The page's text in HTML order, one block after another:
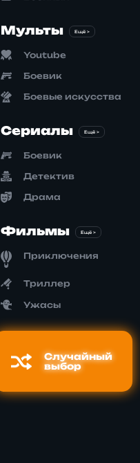
Мульты Ещё >
Youtube
Боевик
Боевые искусства
Сериалы Ещё >
Боевик
Детектив
Драма
Фильмы Ещё >
Приключения
Триллер
Ужасы
Случайный
выбор